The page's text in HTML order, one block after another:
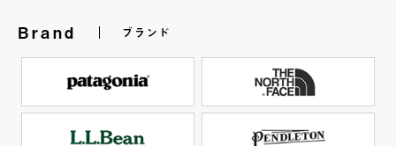
Brand ブランド